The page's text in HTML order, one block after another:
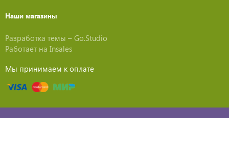
Наши магазины
Разработка темы – Go.Studio
Работает на Insales
Мы принимаем к оплате